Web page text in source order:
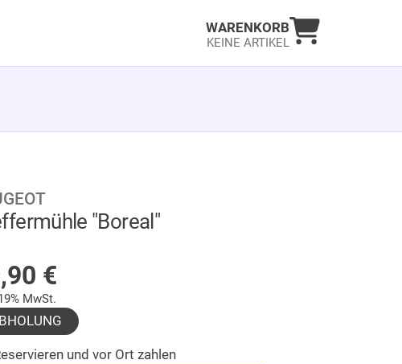
WARENKORB
KEINE ARTIKEL
Warenkorb
"Boreal"
€
MwSt.
und vor Ort zahlen